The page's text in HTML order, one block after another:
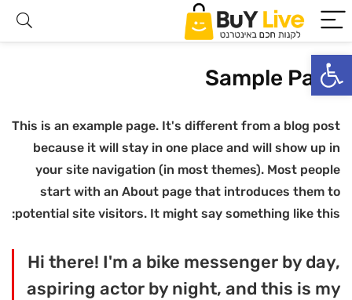
פתח סרגל נגישות
Sample Page
This is an example page. It's different from a blog post
because it will stay in one place and will show up in
your site navigation (in most themes). Most people
start with an About page that introduces them to
potential site visitors. It might say something like this:
Hi there! I'm a bike messenger by day,
aspiring actor by night, and this is my